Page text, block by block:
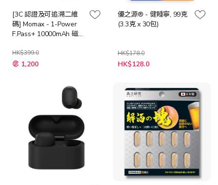
[3C 認證及可追溯二維
碼] Momax - 1-Power
F.Pass+ 10000mAh 磁吸
色]
HK$399.0
1,200
優之源® - 健睡寧, 99克
(3.3克 x 30包)
HK$178.0
特
殊
HK$128.0